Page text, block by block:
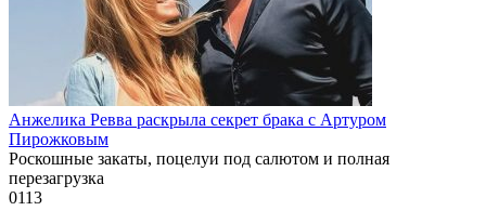
Анжелика Ревва раскрыла секрет брака с Артуром
Пирожковым
Роскошные закаты, поцелуи под салютом и полная
перезагрузка
0113